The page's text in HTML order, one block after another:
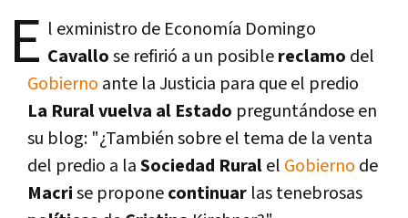
E l exministro de Economí­a Domingo
Cavallose refirió a un posiblereclamo del
Gobierno ante la Justicia para que el predio
La Rural vuelva al Estado preguntándose en
su blog: "¿También sobre el tema de la venta
del predio a laSociedad Ruralel Gobierno de
Macrise proponecontinuar las tenebrosas